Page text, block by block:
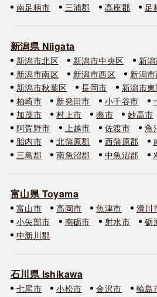
南足柄市
三浦郡 高座郡 足
新潟県 Niigata
新潟市北区 新潟市中央区
新
新潟市南区
新潟市西区
新潟
新潟市秋葉区
長岡市 新潟市
柏崎市
新発田市 小千谷市
加茂市
村上市 燕市 妙高市
阿賀野市
上越市 佐渡市 魚
胎内市
北蒲原郡 西蒲原郡
三島郡
南魚沼郡 中魚沼郡
富山県 Toyama
富山市 高岡市 魚津市 滑川
小矢部市
南砺市 射水市 砺
中新川郡
石川県 Ishikawa
七尾市 小松市 金沢市 輪島